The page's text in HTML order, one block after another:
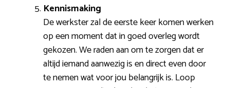
Kennismaking
De werkster zal de eerste keer komen werken
op een moment dat in goed overleg wordt
gekozen. We raden aan om te zorgen dat er
altijd iemand aanwezig is en direct even door
te nemen wat voor jou belangrijk is. Loop